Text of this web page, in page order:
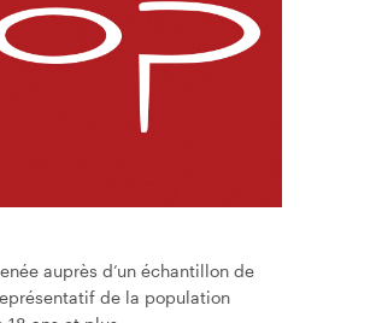
auprès d’un échantillon de
de la population